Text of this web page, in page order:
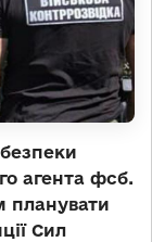
агента фсб.
планувати
Сил